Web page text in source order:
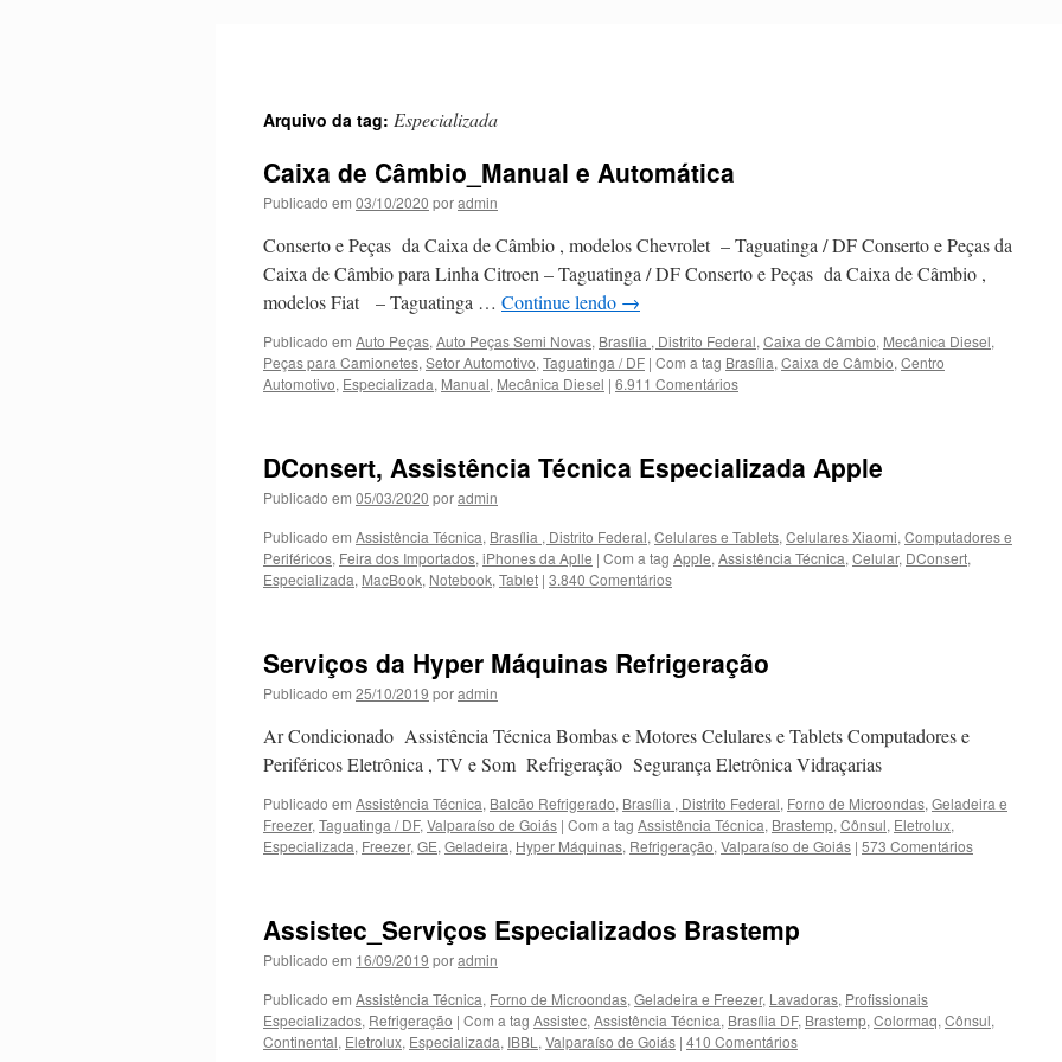
Arquivo da tag: Especializada
Caixa de Câmbio_Manual e Automática
Publicado em 03/10/2020 poradmin
Conserto e Peças da Caixa de Câmbio , modelos Chevrolet – Taguatinga / DF Conserto e Peças da
Caixa de Câmbio para Linha Citroen – Taguatinga / DF Conserto e Peças da Caixa de Câmbio ,
modelos Fiat – Taguatinga … Continue lendo →
Publicado em Auto Peças, Auto Peças Semi Novas, Brasília , Distrito Federal, Caixa de Câmbio, Mecânica Diesel,
Peças para Camionetes, Setor Automotivo, Taguatinga / DF | Com a tag Brasília, Caixa de Câmbio, Centro
Automotivo, Especializada, Manual, Mecânica Diesel | 6.911 Comentários
DConsert, Assistência Técnica Especializada Apple
Publicado em 05/03/2020 poradmin
Publicado em Assistência Técnica, Brasília , Distrito Federal, Celulares e Tablets, Celulares Xiaomi, Computadores e
Periféricos, Feira dos Importados, iPhones da Aplle | Com a tag Apple, Assistência Técnica, Celular, DConsert,
Especializada, MacBook, Notebook, Tablet | 3.840 Comentários
Serviços da Hyper Máquinas Refrigeração
Publicado em 25/10/2019 poradmin
Ar Condicionado Assistência Técnica Bombas e Motores Celulares e Tablets Computadores e
Periféricos Eletrônica , TV e Som Refrigeração Segurança Eletrônica Vidraçarias
Publicado em Assistência Técnica, Balcão Refrigerado, Brasília , Distrito Federal, Forno de Microondas, Geladeira e
Freezer, Taguatinga / DF, Valparaíso de Goiás | Com a tag Assistência Técnica, Brastemp, Cônsul, Eletrolux,
Especializada, Freezer, GE, Geladeira, Hyper Máquinas, Refrigeração, Valparaíso de Goiás | 573 Comentários
Assistec_Serviços Especializados Brastemp
Publicado em 16/09/2019 poradmin
Publicado em Assistência Técnica, Forno de Microondas, Geladeira e Freezer, Lavadoras, Profissionais
Especializados, Refrigeração | Com a tag Assistec, Assistência Técnica, Brasília DF, Brastemp, Colormaq, Cônsul,
Continental, Eletrolux, Especializada, IBBL , Valparaíso de Goiás | 410 Comentários